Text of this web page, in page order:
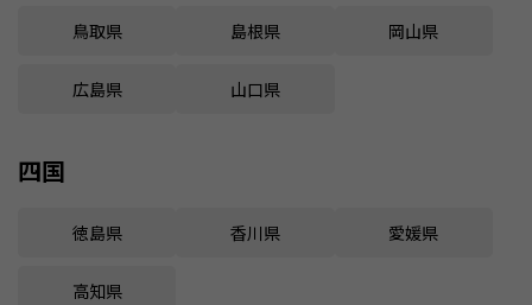
鳥取県 島根県 岡山県
広島県 山口県
四国
徳島県 香川県 愛媛県
高知県